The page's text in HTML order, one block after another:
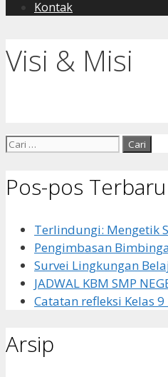
Kontak
Visi & Misi
Cari
Pos-pos Terbaru
Terlindungi: Mengetik
Pengimbasan
Survei Lingkungan
JADWAL KBM SMP
Catatan refleksi Kelas 9
Arsip